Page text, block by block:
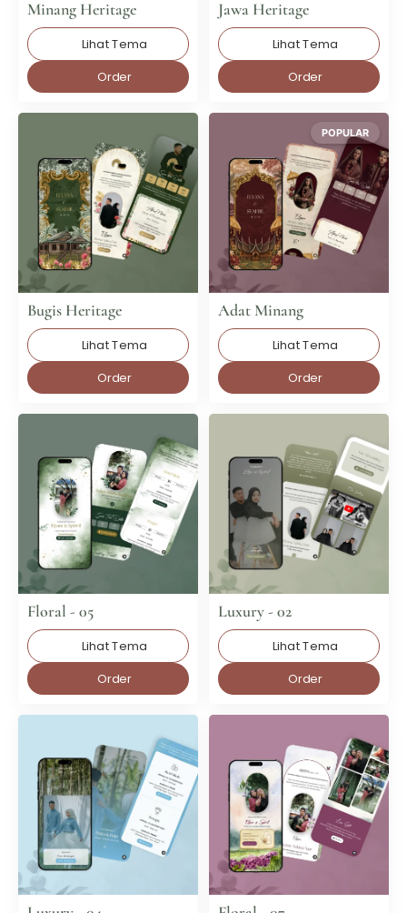
Minang Heritage
Lihat Tema
Order
Jawa Heritage
Lihat Tema
Order
Bugis Heritage
Lihat Tema
Order
POPULAR
Adat Minang
Lihat Tema
Order
Floral - 05
Lihat Tema
Order
Luxury - 02
Lihat Tema
Order